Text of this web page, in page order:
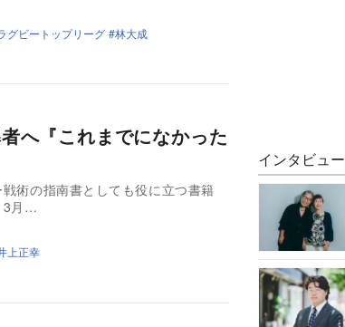
グビートップリーグ 林大成
へ『これまでになかった
術の指南書としても役に立つ書籍
3月…
上正幸
インタビュー